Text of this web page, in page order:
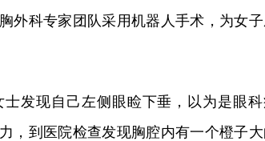
外科专家团队采用机器人手术，为女
发现自己左侧眼睑下垂，以为是眼科
，到医院检查发现胸腔内有一个橙子